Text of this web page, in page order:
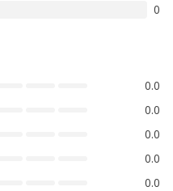
0
0.0
0.0
0.0
0.0
0.0